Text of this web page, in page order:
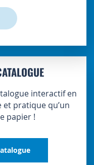
interactif en
et pratique qu’un
papier !